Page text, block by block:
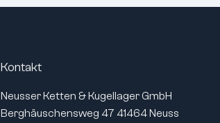
Lagerluft: CN (Standard)
Kontakt
Neusser Ketten & Kugellager GmbH
Berghäuschensweg 47 41464 Neuss